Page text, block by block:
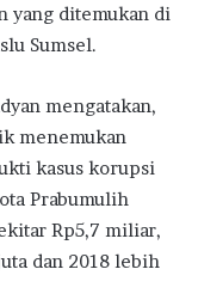
yang ditemukan di
Sumsel.
mengatakan,
menemukan
kasus korupsi
Prabumulih
Rp5,7 miliar,
dan 2018 lebih